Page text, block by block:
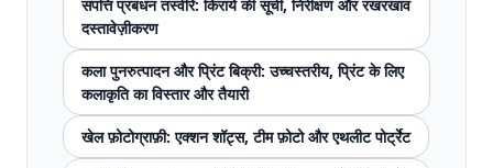
संपत्ति प्रबंधन तस्वीरें: किराये की सूची, निरीक्षण और रखरखाव
दस्तावेज़ीकरण
कला पुनरुत्पादन और प्रिंट बिक्री: उच्चस्तरीय, प्रिंट के लिए
कलाकृति का विस्तार और तैयारी
खेल फ़ोटोग्राफ़ी: एक्शन शॉट्स, टीम फ़ोटो और एथलीट पोर्ट्रेट